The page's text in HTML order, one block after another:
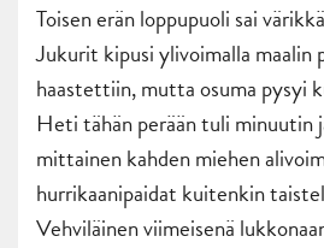
Toisen erän loppupuoli sai
Jukurit kipusi ylivoimalla maalin
haastettiin, mutta osuma pysyi
Heti tähän perään tuli minuutin
mittainen kahden miehen
hurrikaanipaidat kuitenkin
Vehviläinen viimeisenä